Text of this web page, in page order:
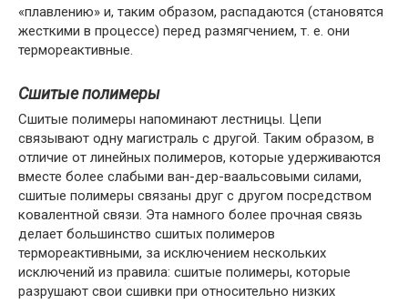
«плавлению» и, таким образом, распадаются (становятся
жесткими в процессе) перед размягчением, т. е. они
термореактивные.
Сшитые полимеры
Сшитые полимеры напоминают лестницы. Цепи
связывают одну магистраль с другой. Таким образом, в
отличие от линейных полимеров, которые удерживаются
вместе более слабыми ван-дер-ваальсовыми силами,
сшитые полимеры связаны друг с другом посредством
ковалентной связи. Эта намного более прочная связь
делает большинство сшитых полимеров
термореактивными, за исключением нескольких
исключений из правила: сшитые полимеры, которые
разрушают свои сшивки при относительно низких